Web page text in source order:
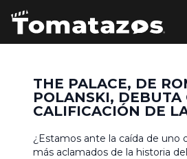
THE PALACE, DE
POLANSKI, DEBUTA
CALIFICACIÓN DE
¿Estamos ante la caída de uno
más aclamados de la historia